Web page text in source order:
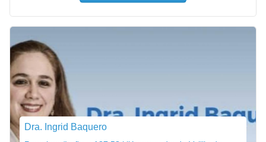
Dra. Ingrid Baquero